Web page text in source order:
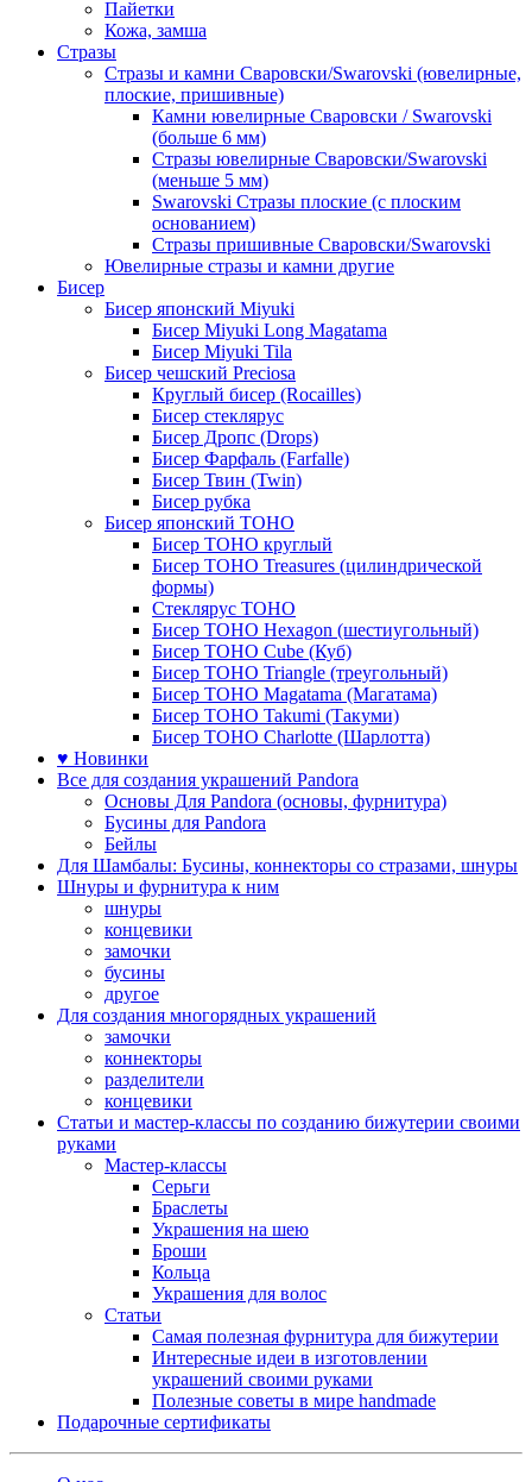
Пайетки
Кожа, замша
Стразы
Стразы и камни Сваровски/Swarovski (ювелирные,
плоские, пришивные)
Камни ювелирные Сваровски / Swarovski
(больше 6 мм)
Стразы ювелирные Сваровски/Swarovski
(меньше 5 мм)
Swarovski Стразы плоские (с плоским
основанием)
Стразы пришивные Сваровски/Swarovski
Ювелирные стразы и камни другие
Бисер
Бисер японский Miyuki
Бисер Miyuki Long Magatama
Бисер Miyuki Tila
Бисер чешский Preciosa
Круглый бисер (Rocailles)
Бисер стеклярус
Бисер Дропс (Drops)
Бисер Фарфаль (Farfalle)
Бисер Твин (Twin)
Бисер рубка
Бисер японский TOHO
Бисер TOHO круглый
Бисер TOHO Treasures (цилиндрической
формы)
Стеклярус TOHO
Бисер TOHO Hexagon (шестиугольный)
Бисер TOHO Cube (Куб)
Бисер TOHO Triangle (треугольный)
Бисер TOHO Magatama (Магатама)
Бисер TOHO Takumi (Такуми)
Бисер TOHO Charlotte (Шарлотта)
♥ Новинки
Все для создания украшений Pandora
Основы Для Pandora (основы, фурнитура)
Бусины для Pandora
Бейлы
Для Шамбалы: Бусины, коннекторы со стразами, шнуры
Шнуры и фурнитура к ним
шнуры
концевики
замочки
бусины
другое
Для создания многорядных украшений
замочки
коннекторы
разделители
концевики
Статьи и мастер-классы по созданию бижутерии своими
руками
Мастер-классы
Серьги
Браслеты
Украшения на шею
Броши
Кольца
Украшения для волос
Статьи
Самая полезная фурнитура для бижутерии
Интересные идеи в изготовлении
украшений своими руками
Полезные советы в мире handmade
Подарочные сертификаты